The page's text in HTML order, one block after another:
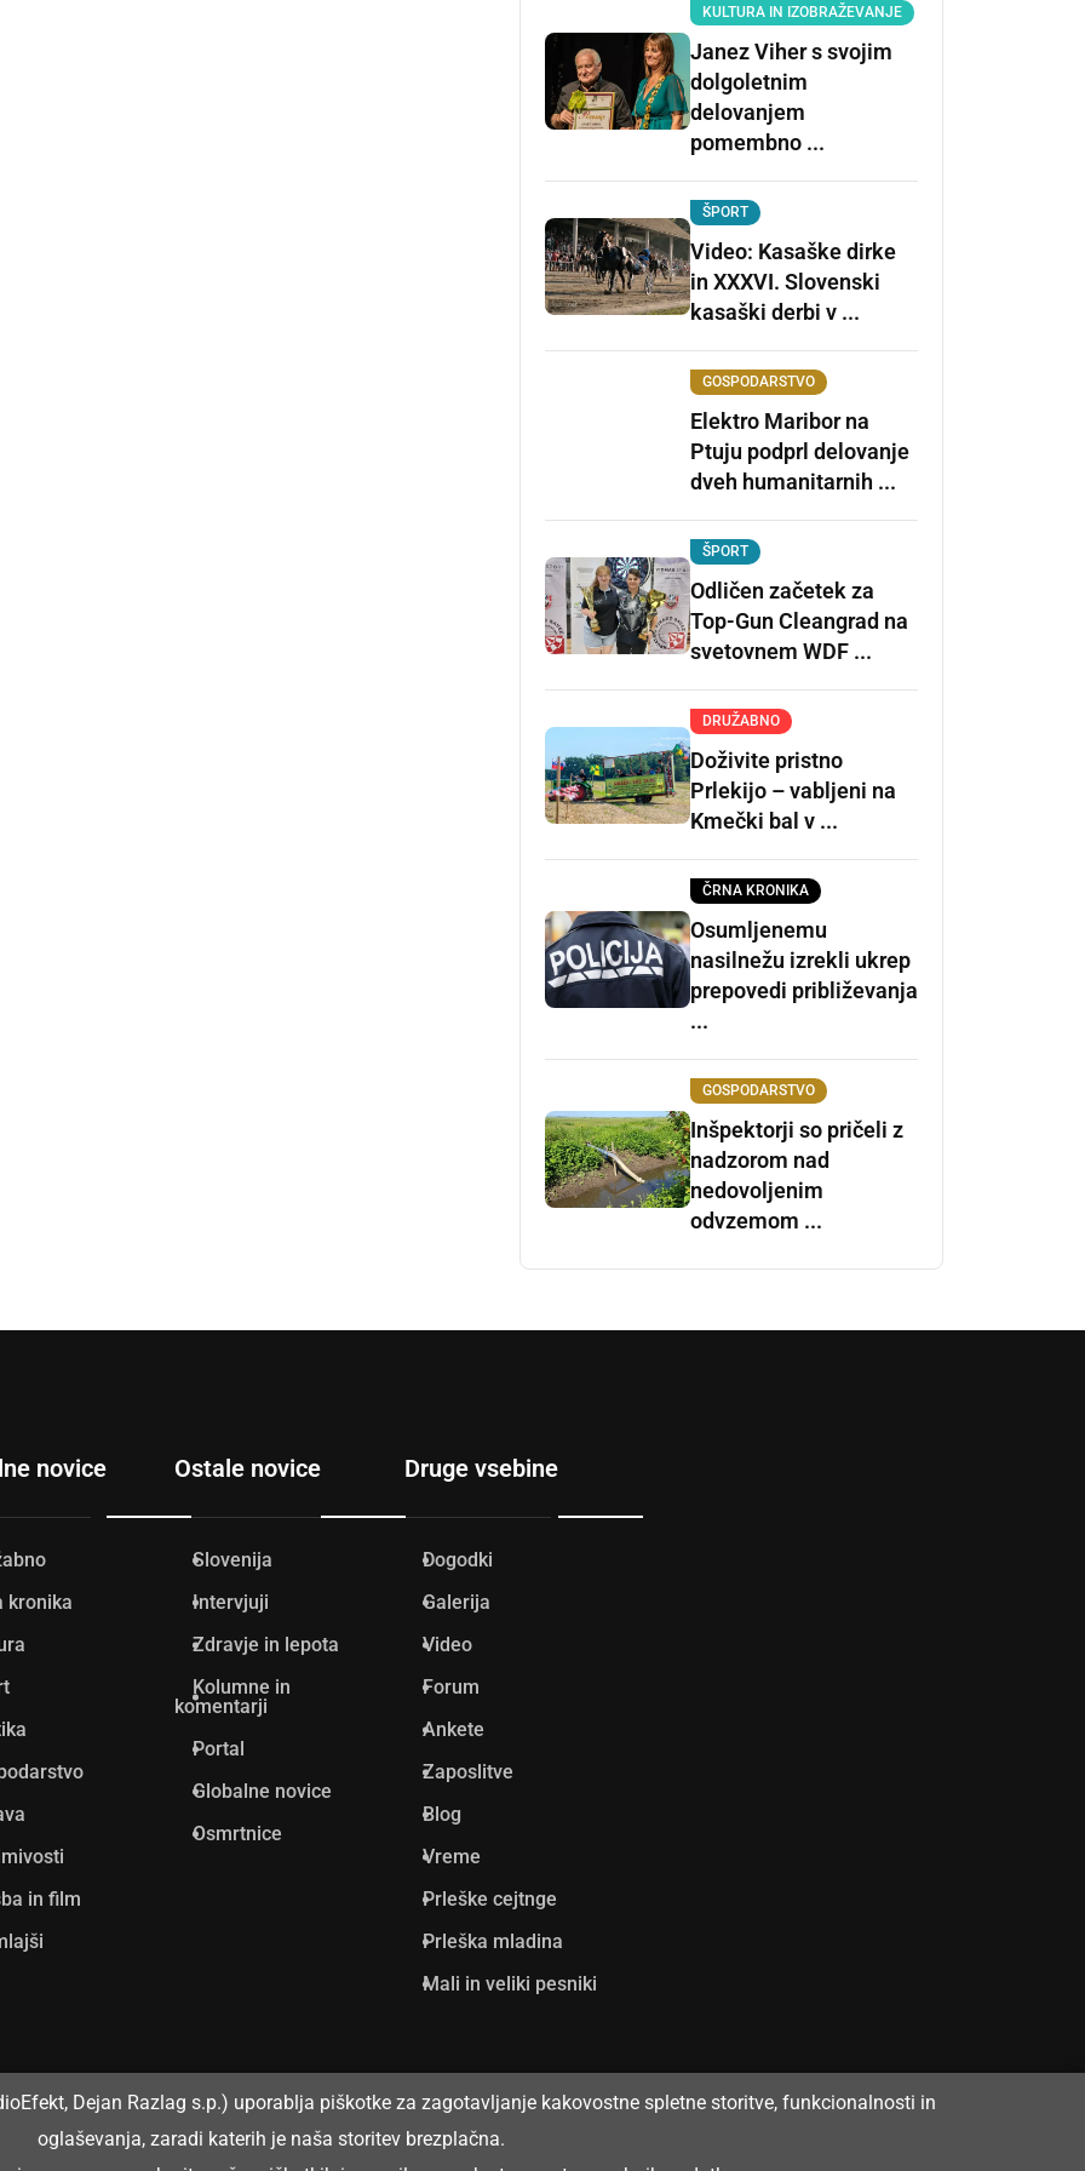
KULTURA IN IZOBRAŽEVANJE
Janez Viher s svojim
dolgoletnim
delovanjem
pomembno ...
ŠPORT
Video: Kasaške dirke
in XXXVI. Slovenski
kasaški derbi v ...
GOSPODARSTVO
Elektro Maribor na
Ptuju podprl delovanje
dveh humanitarnih ...
ŠPORT
Odličen začetek za
Top-Gun Cleangrad na
svetovnem WDF ...
DRUŽABNO
Doživite pristno
Prlekijo – vabljeni na
Kmečki bal v ...
ČRNA KRONIKA
Osumljenemu
nasilnežu izrekli ukrep
prepovedi približevanja
...
GOSPODARSTVO
Inšpektorji so pričeli z
nadzorom nad
nedovoljenim
odvzemom ...
novice
kronika
in film
Ostale novice
Slovenija
Intervjuji
Zdravje in lepota
Kolumne in
komentarji
Portal
Globalne novice
Osmrtnice
Druge vsebine
Dogodki
Galerija
Video
Forum
Ankete
Zaposlitve
Blog
Vreme
Prleške cejtnge
Prleška mladina
Mali in veliki pesniki
Dejan Razlag s.p.) uporablja piškotke za zagotavljanje kakovostne spletne storitve, funkcionalnosti in
oglaševanja, zaradi katerih je naša storitev brezplačna.